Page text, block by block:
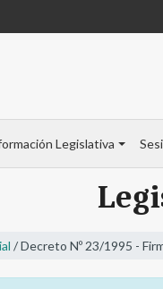
Legislativa
/ Decreto Nº 23/1995 -